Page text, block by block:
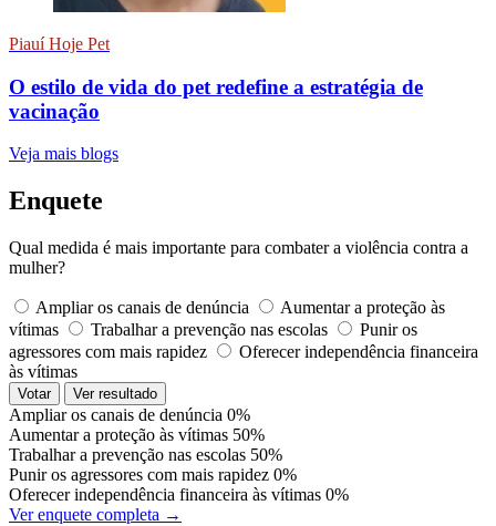
Piauí Hoje Pet
O estilo de vida do pet redefine a estratégia de
vacinação
Veja mais blogs
Enquete
Qual medida é mais importante para combater a violência contra a
mulher?
Ampliar os canais de denúncia
Aumentar a proteção às
vítimas
Trabalhar a prevenção nas escolas
Punir os
agressores com mais rapidez
Oferecer independência financeira
às vítimas
Votar Ver resultado
Ampliar os canais de denúncia 0%
Aumentar a proteção às vítimas 50%
Trabalhar a prevenção nas escolas 50%
Punir os agressores com mais rapidez 0%
Oferecer independência financeira às vítimas 0%
Ver enquete completa →